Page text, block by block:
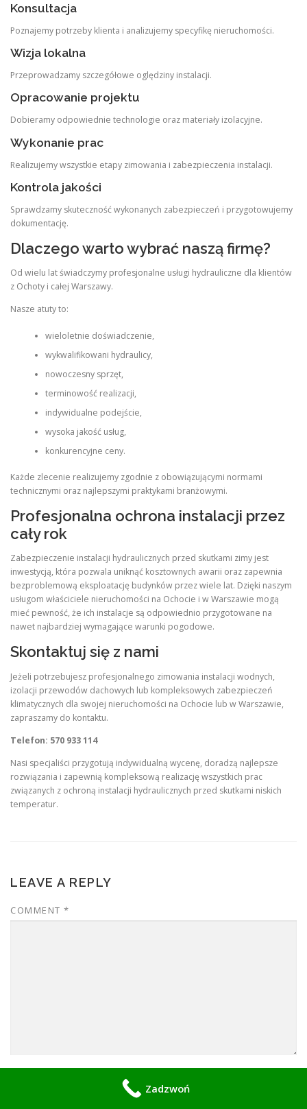
Konsultacja
Poznajemy potrzeby klienta i analizujemy specyfikę nieruchomości.
Wizja lokalna
Przeprowadzamy szczegółowe oględziny instalacji.
Opracowanie projektu
Dobieramy odpowiednie technologie oraz materiały izolacyjne.
Wykonanie prac
Realizujemy wszystkie etapy zimowania i zabezpieczenia instalacji.
Kontrola jakości
Sprawdzamy skuteczność wykonanych zabezpieczeń i przygotowujemy
dokumentację.
Dlaczego warto wybrać naszą firmę?
Od wielu lat świadczymy profesjonalne usługi hydrauliczne dla klientów
z Ochoty i całej Warszawy.
Nasze atuty to:
wieloletnie doświadczenie,
wykwalifikowani hydraulicy,
nowoczesny sprzęt,
terminowość realizacji,
indywidualne podejście,
wysoka jakość usług,
konkurencyjne ceny.
Każde zlecenie realizujemy zgodnie z obowiązującymi normami
technicznymi oraz najlepszymi praktykami branżowymi.
Profesjonalna ochrona instalacji przez
cały rok
Zabezpieczenie instalacji hydraulicznych przed skutkami zimy jest
inwestycją, która pozwala uniknąć kosztownych awarii oraz zapewnia
bezproblemową eksploatację budynków przez wiele lat. Dzięki naszym
usługom właściciele nieruchomości na Ochocie i w Warszawie mogą
mieć pewność, że ich instalacje są odpowiednio przygotowane na
nawet najbardziej wymagające warunki pogodowe.
Skontaktuj się z nami
Jeżeli potrzebujesz profesjonalnego zimowania instalacji wodnych,
izolacji przewodów dachowych lub kompleksowych zabezpieczeń
klimatycznych dla swojej nieruchomości na Ochocie lub w Warszawie,
zapraszamy do kontaktu.
Telefon: 570 933 114
Nasi specjaliści przygotują indywidualną wycenę, doradzą najlepsze
rozwiązania i zapewnią kompleksową realizację wszystkich prac
związanych z ochroną instalacji hydraulicznych przed skutkami niskich
temperatur.
LEAVE A REPLY
COMMENT *
Zadzwoń